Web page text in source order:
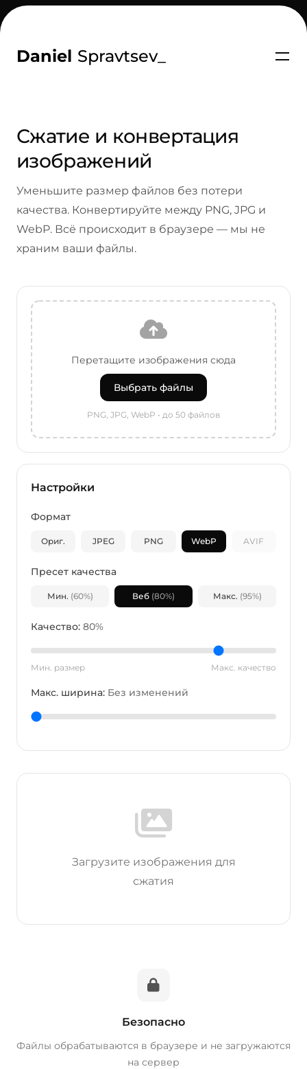
Daniel Spravtsev_
Сжатие и конвертация
изображений
Уменьшите размер файлов без потери
качества. Конвертируйте между PNG, JPG и
WebP. Всё происходит в браузере — мы не
храним ваши файлы.
Перетащите изображения сюда
Выбрать файлы
PNG, JPG, WebP • до 50 файлов
Настройки
Формат
Ориг. JPEG PNG WebP AVIF
Пресет качества
Мин. (60%) Веб (80%) Макс. (95%)
Качество: 80%
Мин. размер Макс. качество
Макс. ширина: Без изменений
Загрузите изображения для
сжатия
Безопасно
Файлы обрабатываются в браузере и не загружаются
на сервер